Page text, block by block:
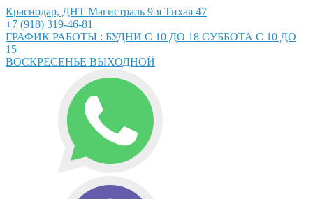
Краснодар, ДНТ Магистраль 9-я Тихая 47
+7 (918) 319-46-81
ГРАФИК РАБОТЫ : БУДНИ С 10 ДО 18 СУББОТА С 10 ДО
15
ВОСКРЕСЕНЬЕ ВЫХОДНОЙ